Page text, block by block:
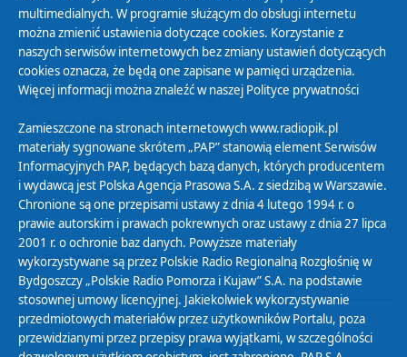
Polityka Prywatności
Zasady korzystania z Serwisu
Organizacje Pożytku Publicznego
Cyfryzacja DAB+
Polityka ochrony danych osobowych
Abonament
Zamówienia publiczne
Biuletyn Informacji Publicznej
multimedialnych. W programie służącym do obsługi internetu
można zmienić ustawienia dotyczące cookies. Korzystanie z
naszych serwisów internetowych bez zmiany ustawień dotyczących
cookies oznacza, że będą one zapisane w pamięci urządzenia.
Więcej informacji można znaleźć w naszej Polityce prywatności
Zamieszczone na stronach internetowych www.radiopik.pl
materiały sygnowane skrótem „PAP” stanowią element Serwisów
Informacyjnych PAP, będących bazą danych, których producentem
i wydawcą jest Polska Agencja Prasowa S.A. z siedzibą w Warszawie.
Chronione są one przepisami ustawy z dnia 4 lutego 1994 r. o
prawie autorskim i prawach pokrewnych oraz ustawy z dnia 27 lipca
2001 r. o ochronie baz danych. Powyższe materiały
wykorzystywane są przez Polskie Radio Regionalną Rozgłośnię w
Bydgoszczy „Polskie Radio Pomorza i Kujaw” S.A. na podstawie
stosownej umowy licencyjnej. Jakiekolwiek wykorzystywanie
przedmiotowych materiałów przez użytkowników Portalu, poza
przewidzianymi przez przepisy prawa wyjątkami, w szczególności